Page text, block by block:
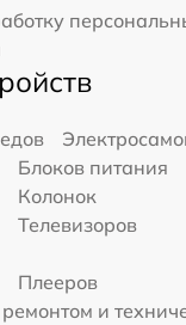
Блоков питания
Колонок
Телевизоров
Плееров
и